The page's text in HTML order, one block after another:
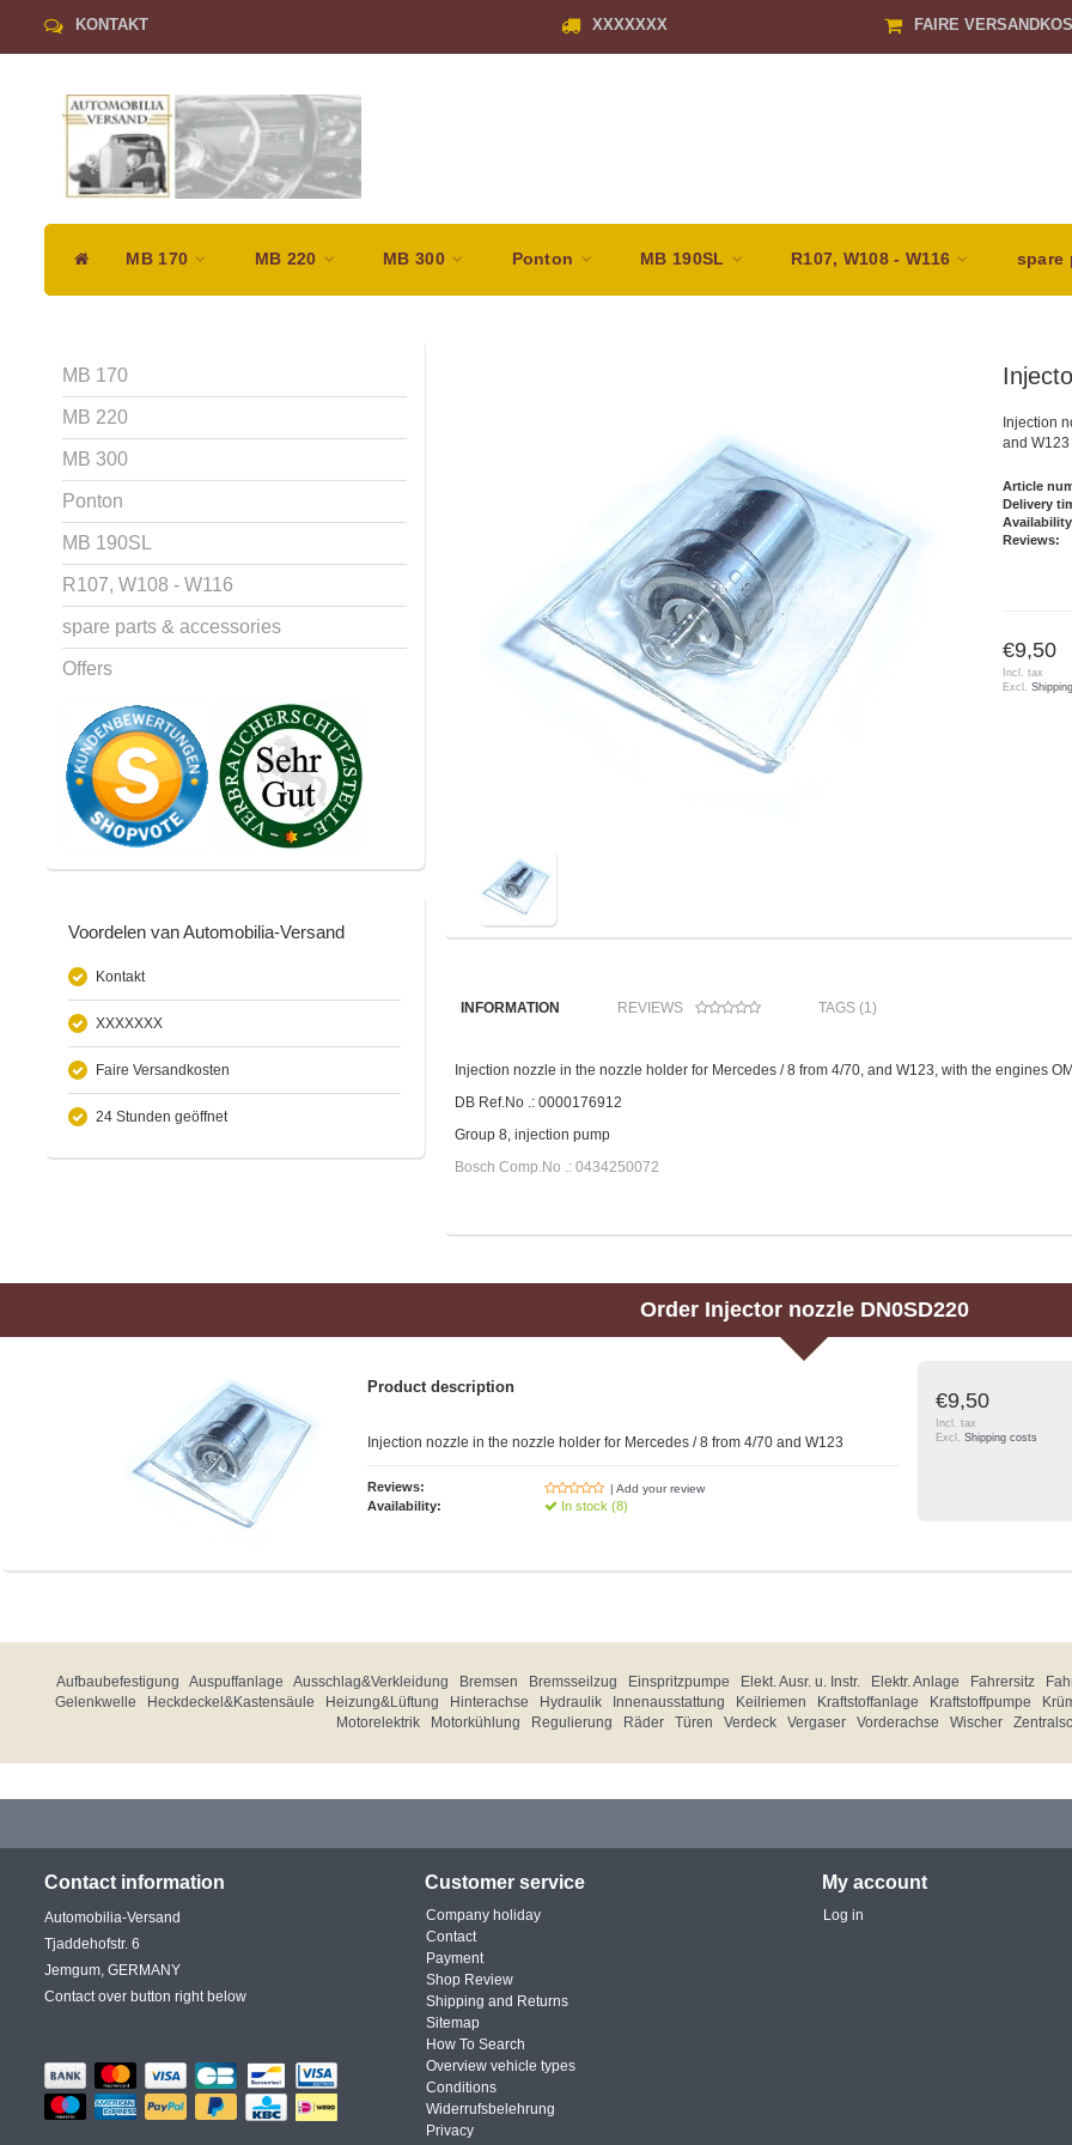
KONTAKT XXXXXXX FAIRE
MB 170 MB 220 MB 300 Ponton MB 190SL R107, W108 - W116 spare
MB 170
MB 220
MB 300
Ponton
MB 190SL
R107, W108 - W116
spare parts & accessories
Offers
Voordelen van Automobilia-Versand
Kontakt
XXXXXXX
Faire Versandkosten
24 Stunden geöffnet
Injection
and W123
Article
Delivery
Reviews:
€9,50
Incl. tax
Excl.
INFORMATION REVIEWS TAGS (1)
Injection nozzle in the nozzle holder for Mercedes / 8 from 4/70, and W123, with the engines
DB Ref.No .: 0000176912
Group 8, injection pump
Bosch Comp.No .: 0434250072
Order Injector nozzle DN0SD220
Product description
Injection nozzle in the nozzle holder for Mercedes / 8 from 4/70 and W123
Reviews: | Add your review
Availability: In stock (8)
€9,50
Incl. tax
Excl. Shipping costs
Aufbaubefestigung Auspuffanlage Ausschlag&Verkleidung Bremsen Bremsseilzug Einspritzpumpe Elekt. Ausr. u. Instr. Elektr. Anlage Fahrersitz
Gelenkwelle
Heckdeckel&Kastensäule Heizung&Lüftung Hinterachse Hydraulik Innenausstattung Keilriemen Kraftstoffanlage Kraftstoffpumpe
Motorelektrik
Motorkühlung Regulierung Räder Türen Verdeck Vergaser Vorderachse Wischer
Contact information
Automobilia-Versand
Tjaddehofstr. 6
Jemgum, GERMANY
Contact over button right below
Customer service
Company holiday
Contact
Payment
Shop Review
Shipping and Returns
Sitemap
How To Search
Overview vehicle types
Conditions
Widerrufsbelehrung
Privacy
My account
Log in